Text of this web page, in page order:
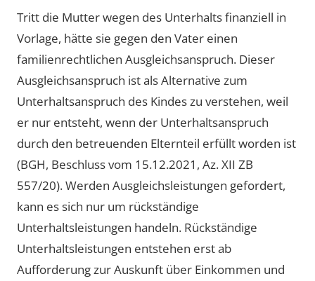
Tritt die Mutter wegen des Unterhalts finanziell in
Vorlage, hätte sie gegen den Vater einen
familienrechtlichen Ausgleichsanspruch. Dieser
Ausgleichsanspruch ist als Alternative zum
Unterhaltsanspruch des Kindes zu verstehen, weil
er nur entsteht, wenn der Unterhaltsanspruch
durch den betreuenden Elternteil erfüllt worden ist
(BGH, Beschluss vom 15.12.2021, Az. XII ZB
557/20). Werden Ausgleichsleistungen gefordert,
kann es sich nur um rückständige
Unterhaltsleistungen handeln. Rückständige
Unterhaltsleistungen entstehen erst ab
Aufforderung zur Auskunft über Einkommen und